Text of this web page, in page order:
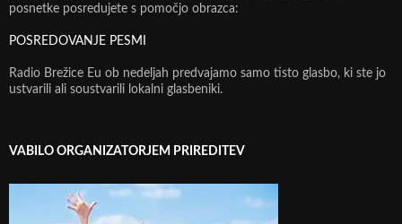
posnetke posredujete s pomočjo obrazca:
POSREDOVANJE PESMI
Radio Brežice Eu ob nedeljah predvajamo samo tisto glasbo, ki ste jo
ustvarili ali soustvarili lokalni glasbeniki.
VABILO ORGANIZATORJEM PRIREDITEV